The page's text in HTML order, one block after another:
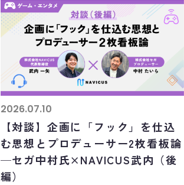
2026.07.10
【対談】企画に「フック」を仕込
む思想とプロデューサー2枚看板論
─セガ中村氏×NAVICUS武内（後
編）